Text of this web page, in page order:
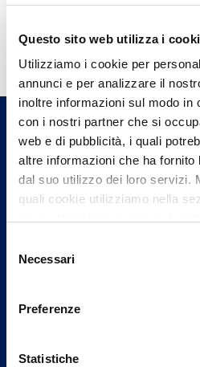
Questo sito web utilizza i
Utilizziamo i cookie per
annunci e per analizzare il
inoltre informazioni sul modo in
con i nostri partner che si
web e di pubblicità, i quali
altre informazioni che ha
dal suo utilizzo dei loro servizi.
quali cookie utilizziamo nella
può trovare nel footer del sito
delNecessari
Preferenze
Statistiche
Hai bisogno di
informazioni?
Trova l'Agenzia più
un nostro Agente.
Contattaci